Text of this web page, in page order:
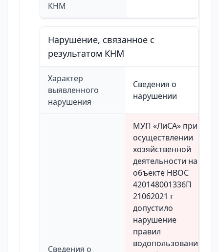
КНМ
Нарушение, связанное с
результатом КНМ
Характер
выявленного
нарушения
Сведения о
нарушении
Сведения о
МУП «ЛиСА» при
осуществлении
хозяйственной
деятельности на
объекте НВОС
420148001336П
21062021 г
допустило
нарушение
правил
водопользования